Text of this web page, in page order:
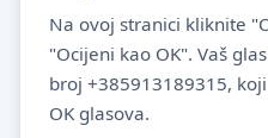
Na ovoj stranici kliknite
"Ocijeni kao OK". Vaš
broj +385913189315,
OK glasova.